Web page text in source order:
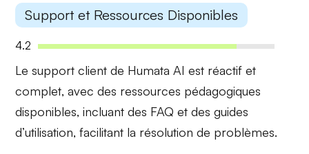
Support et Ressources Disponibles
4.2
Le support client de Humata AI est réactif et
complet, avec des ressources pédagogiques
disponibles, incluant des FAQ et des guides
d’utilisation, facilitant la résolution de problèmes.